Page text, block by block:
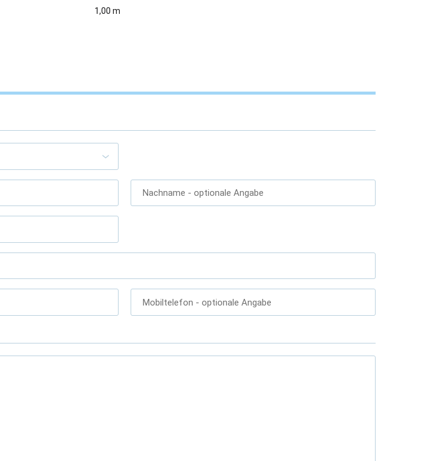
1,00 m
Nachname - optionale Angabe
Mobiltelefon - optionale Angabe